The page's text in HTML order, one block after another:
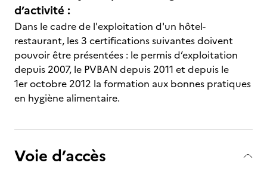
d’activité :
Dans le cadre de l'exploitation d'un hôtel-
restaurant, les 3 certifications suivantes doivent
pouvoir être présentées : le permis d’exploitation
depuis 2007, le PVBAN depuis 2011 et depuis le
1er octobre 2012 la formation aux bonnes pratiques
en hygiène alimentaire.
Voie d’accès